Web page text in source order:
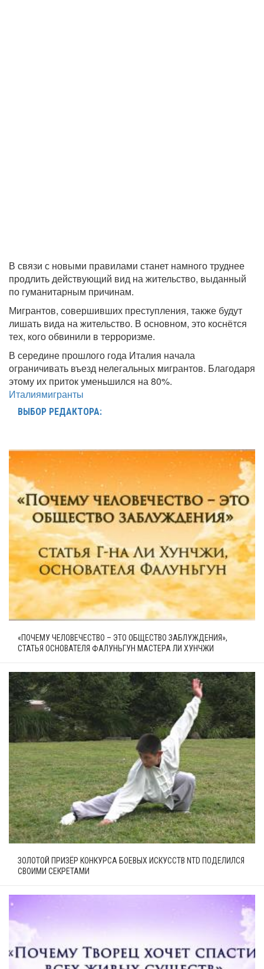
В связи с новыми правилами станет намного труднее
продлить действующий вид на жительство, выданный
по гуманитарным причинам.
Мигрантов, совершивших преступления, также будут
лишать вида на жительство. В основном, это коснётся
тех, кого обвинили в терроризме.
В середине прошлого года Италия начала
ограничивать въезд нелегальных мигрантов. Благодаря
этому их приток уменьшился на 80%.
Италиямигранты
ВЫБОР РЕДАКТОРА:
«ПОЧЕМУ ЧЕЛОВЕЧЕСТВО – ЭТО ОБЩЕСТВО ЗАБЛУЖДЕНИЯ»,
СТАТЬЯ ОСНОВАТЕЛЯ ФАЛУНЬГУН МАСТЕРА ЛИ ХУНЧЖИ
ЗОЛОТОЙ ПРИЗЁР КОНКУРСА БОЕВЫХ ИСКУССТВ NTD ПОДЕЛИЛСЯ
СВОИМИ СЕКРЕТАМИ